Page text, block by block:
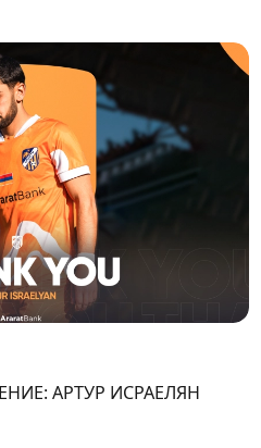
АРТУР ИСРАЕЛЯН